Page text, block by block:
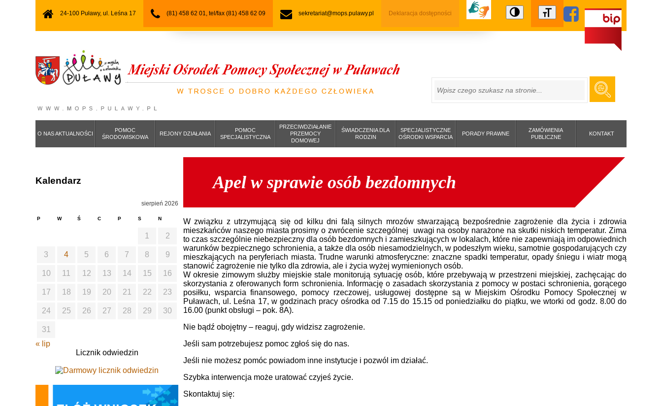
24-100 Puławy, ul. Leśna 17 (81) 458 62 01, tel/fax (81) 458 62 09 sekretariat@mops.pulawy.pl Deklaracja dostępności
SZUKAJ
O NAS AKTUALNOŚCI
POMOC
ŚRODOWISKOWA
REJONY DZIAŁANIA
POMOC
SPECJALISTYCZNA
PRZECIWDZIAŁANIE
PRZEMOCY
DOMOWEJ
ŚWIADCZENIA DLA
RODZIN
SPECJALISTYCZNE
OŚRODKI WSPARCIA
PORADY PRAWNE
ZAMÓWIENIA
PUBLICZNE
KONTAKT
Apel w sprawie osób bezdomnych
W związku z utrzymującą się od kilku dni falą silnych mrozów stwarzającą bezpośrednie zagrożenie dla życia i zdrowia
mieszkańców naszego miasta prosimy o zwrócenie szczególnej uwagi na osoby narażone na skutki niskich temperatur. Zima
to czas szczególnie niebezpieczny dla osób bezdomnych i zamieszkujących w lokalach, które nie zapewniają im odpowiednich
warunków bezpiecznego schronienia, a także dla osób niesamodzielnych, w podeszłym wieku, samotnie gospodarujących czy
mieszkających na peryferiach miasta. Trudne warunki atmosferyczne: znaczne spadki temperatur, opady śniegu i wiatr mogą
stanowić zagrożenie nie tylko dla zdrowia, ale i życia wyżej wymienionych osób.
W okresie zimowym służby miejskie stale monitorują sytuację osób, które przebywają w przestrzeni miejskiej, zachęcając do
skorzystania z oferowanych form schronienia. Informację o zasadach skorzystania z pomocy w postaci schronienia, gorącego
posiłku, wsparcia finansowego, pomocy rzeczowej, usługowej dostępne są w Miejskim Ośrodku Pomocy Społecznej w
Puławach, ul. Leśna 17, w godzinach pracy ośrodka od 7.15 do 15.15 od poniedziałku do piątku, we wtorki od godz. 8.00 do
16.00 (punkt obsługi – pok. 8A).
Nie bądź obojętny – reaguj, gdy widzisz zagrożenie.
Jeśli sam potrzebujesz pomoc zgłoś się do nas.
Jeśli nie możesz pomóc powiadom inne instytucje i pozwól im działać.
Szybka interwencja może uratować czyjeś życie.
Skontaktuj się:
Kalendarz
sierpień 2026
P W Ś C P S N
1 2
3 4 5 6 7 8 9
10 11 12 13 14 15 16
17 18 19 20 21 22 23
24 25 26 27 28 29 30
31
« lip
Licznik odwiedzin